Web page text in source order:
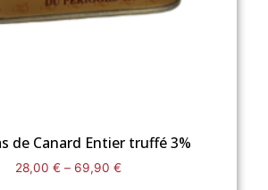
de Canard Entier truffé 3%
28,00 € – 69,90 €